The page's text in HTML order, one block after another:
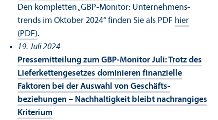
Den kompletten „GBP-Monitor: Unter­nehmens­
trends im Oktober 2024“ finden Sie als PDF hier
(PDF).
19. Juli 2024
Pressemitteilung zum GBP-Monitor Juli: Trotz des
Lieferkettengesetzes dominieren finanz­ielle
Faktoren bei der Auswahl von Geschäfts­
beziehungen – Nachhaltigkeit bleibt nachrangiges
Kriterium